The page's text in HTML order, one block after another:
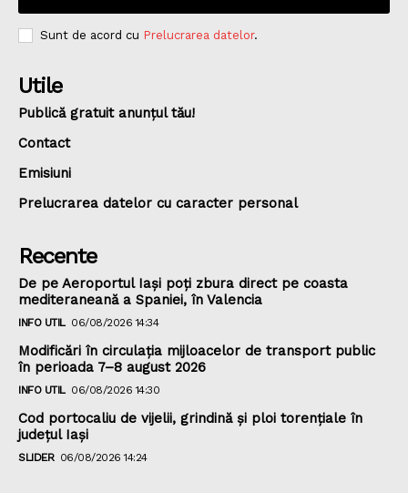
Sunt de acord cu Prelucrarea datelor.
Utile
Publică gratuit anunțul tău!
Contact
Emisiuni
Prelucrarea datelor cu caracter personal
Recente
De pe Aeroportul Iași poți zbura direct pe coasta
mediteraneană a Spaniei, în Valencia
INFO UTIL 06/08/2026 14:34
Modificări în circulația mijloacelor de transport public
în perioada 7–8 august 2026
INFO UTIL 06/08/2026 14:30
Cod portocaliu de vijelii, grindină şi ploi torenţiale în
judeţul Iași
SLIDER 06/08/2026 14:24